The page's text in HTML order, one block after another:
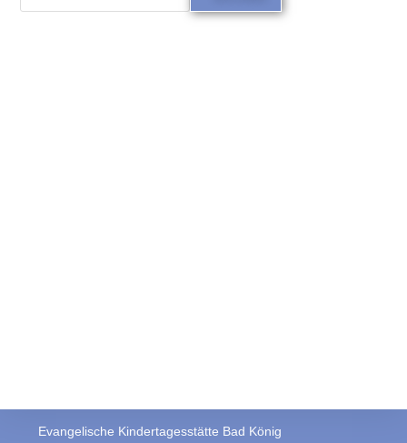
Evangelische Kindertagesstätte Bad König